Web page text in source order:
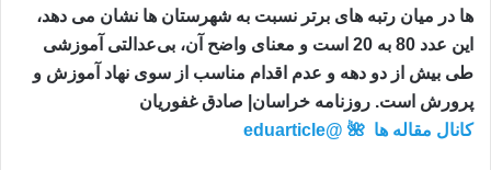
ها در میان رتبه های برتر نسبت به شهرستان ها نشان می دهد،
این عدد 80 به 20 است و معنای واضح آن، بی‌عدالتی آموزشی
طی بیش از دو دهه و عدم اقدام مناسب از سوی نهاد آموزش و
پرورش است. روزنامه خراسان| صادق غفوریان
کانال مقاله ها 🌺 @eduarticle